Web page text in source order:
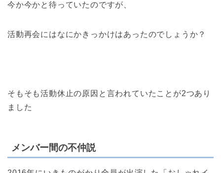
今か今かと待っていたのですが、
活動再会にはなにかきっかけはあったのでしょうか？
そもそも活動休止の原因と言われていたことが2つあり
ました
メンバー間の不仲説